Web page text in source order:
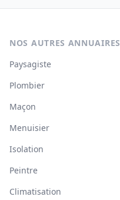
NOS AUTRES ANNUAIRES
Paysagiste
Plombier
Maçon
Menuisier
Isolation
Peintre
Climatisation